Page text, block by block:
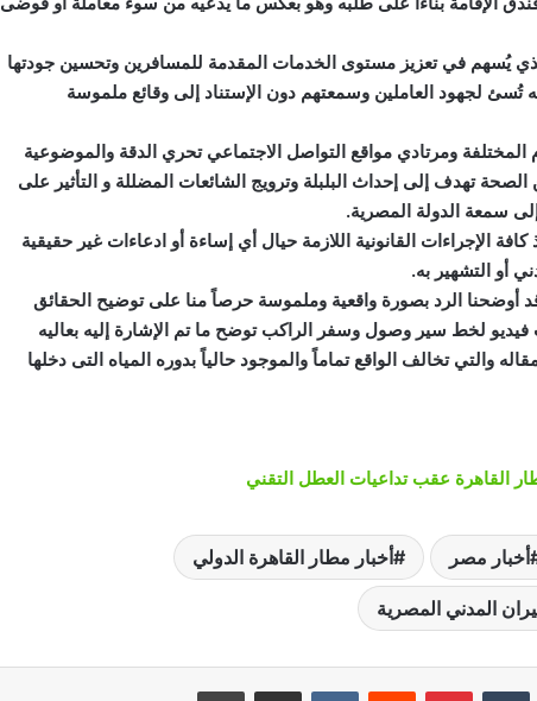
الذي يُسهم في تعزيز مستوى الخدمات المقدمة للمسافرين وتحسين جودتها
تُسئ لجهود العاملين وسمعتهم دون الإستناد إلى وقائع ملموسة
المختلفة ومرتادي مواقع التواصل الاجتماعي تحري الدقة والموضوعية
تهدف إلى إحداث البلبلة وترويج الشائعات المضللة و التأثير على
سمعة الدولة المصرية.
الإجراءات القانونية اللازمة حيال أي إساءة أو ادعاءات غير حقيقية
أو التشهير به.
قد أوضحنا الرد بصورة واقعية وملموسة حرصاً منا على توضيح الحقائق
لخط سير وصول وسفر الراكب توضح ما تم الإشارة إليه بعاليه
والتي تخالف الواقع تماماً والموجود حالياً بدوره المياه التى دخلها
القاهرة عقب تداعيات العطل التقني
أخبار مصر أخبار مطار القاهرة الدولي
المدني المصرية
لينكدإن بينتيريست